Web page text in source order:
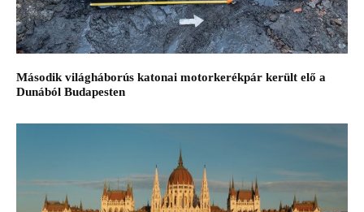
Második világháborús katonai motorkerékpár került elő a
Dunából Budapesten